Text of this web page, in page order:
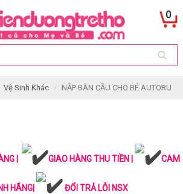
0
Vệ Sinh Khác NẮP BÀN CẦU CHO BÉ AUTORU
| GIAO HÀNG THU TIỀN | CAM
HÃNG| ĐỔI TRẢ LỖI NSX